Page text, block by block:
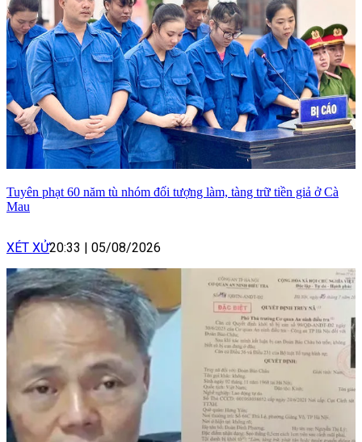
Tuyên phạt 60 năm tù nhóm đối tượng làm, tàng trữ tiền giả ở Cà
Mau
XÉT XỬ20:33 | 05/08/2026